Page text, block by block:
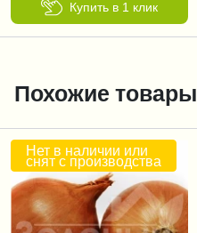
Купить в 1 клик
Похожие товары
Нет в наличии или
снят с производства